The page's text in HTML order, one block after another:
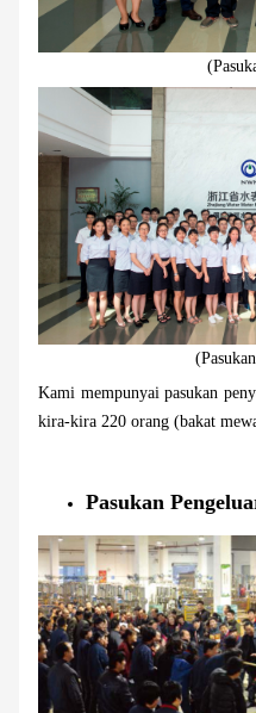
Kami mempunyai pasukan
kira-kira 220 orang (bakat
Pasukan